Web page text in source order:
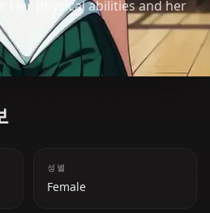
Her physical abilities and her
an important member of
성별
Female